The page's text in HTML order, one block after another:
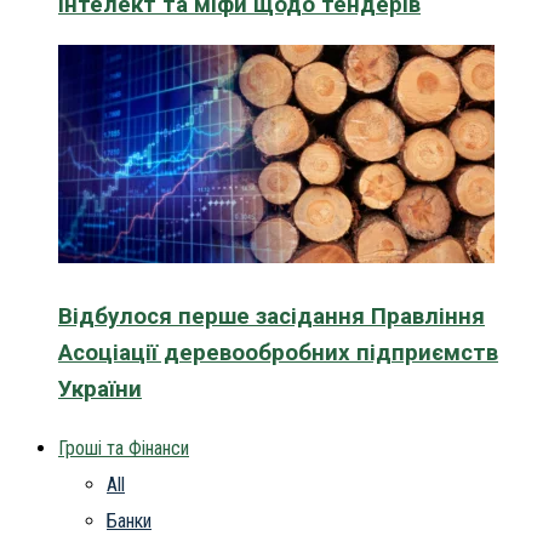
Відбулося перше засідання Правління
Асоціації деревообробних підприємств
України
Гроші та Фінанси
All
Банки